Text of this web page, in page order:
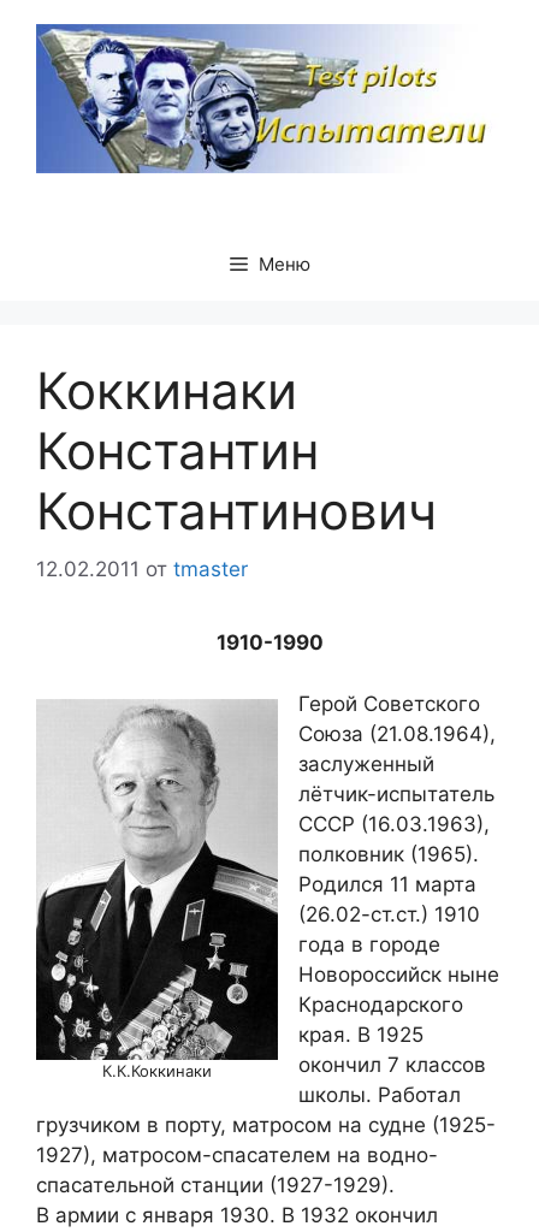
содержимому
Меню
Коккинаки
Константин
Константинович
12.02.2011 от tmaster
1910-1990
К.К.Коккинаки
Герой Советского
Союза (21.08.1964),
заслуженный
лётчик-испытатель
СССР (16.03.1963),
полковник (1965).
Родился 11 марта
(26.02-ст.ст.) 1910
года в городе
Новороссийск ныне
Краснодарского
края. В 1925
окончил 7 классов
школы. Работал
грузчиком в порту, матросом на судне (1925-
1927), матросом-спасателем на водно-
спасательной станции (1927-1929).
В армии с января 1930. В 1932 окончил